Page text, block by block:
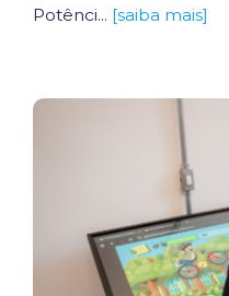
Potênci... [saiba mais]